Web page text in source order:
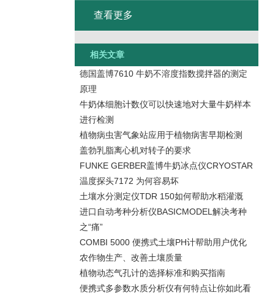
查看更多
相关文章
德国盖博7610 牛奶不溶度指数搅拌器的测定
原理
牛奶体细胞计数仪可以快速地对大量牛奶样本
进行检测
植物病虫害气象站应用于植物病害早期检测
盖勃乳脂离心机对转子的要求
FUNKE GERBER盖博牛奶冰点仪CRYOSTAR
温度探头7172 为何容易坏
土壤水分测定仪TDR 150如何帮助水稻灌溉
进口自动考种分析仪BASICMODEL解决考种
之“痛”
COMBI 5000 便携式土壤PH计帮助用户优化
农作物生产、改善土壤质量
植物动态气孔计的选择标准和购买指南
便携式多参数水质分析仪有何特点让你如此看